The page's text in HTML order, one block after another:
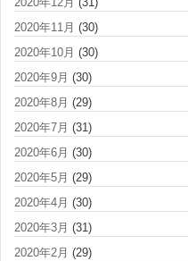
2020年11月 (30)
2020年10月 (30)
2020年9月 (30)
2020年8月 (29)
2020年7月 (31)
2020年6月 (30)
2020年5月 (29)
2020年4月 (30)
2020年3月 (31)
2020年2月 (29)